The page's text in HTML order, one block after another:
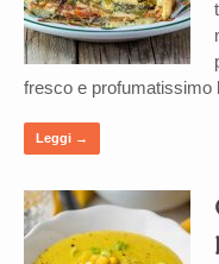
fresco e profumatissimo
Leggi →